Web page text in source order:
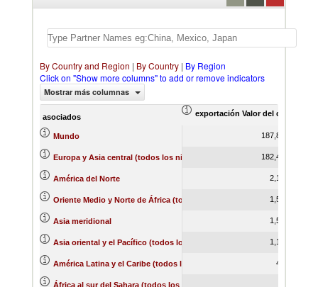
By Country and Region | By Country | By Region
Click on "Show more columns" to add or remove indicators
Mostrar más columnas
asociados exportación Valor del comercio
Mundo 187,819.22
Europa y Asia central (todos los niveles de ingreso) 182,469.58
América del Norte 2,143.53
Oriente Medio y Norte de África (todos los niveles de ingreso)1,538.48
Asia meridional 1,538.48
Asia oriental y el Pacífico (todos los niveles de ingreso) 1,182.47
América Latina y el Caribe (todos los niveles de ingreso) 407.26
África al sur del Sahara (todos los niveles de ingreso)